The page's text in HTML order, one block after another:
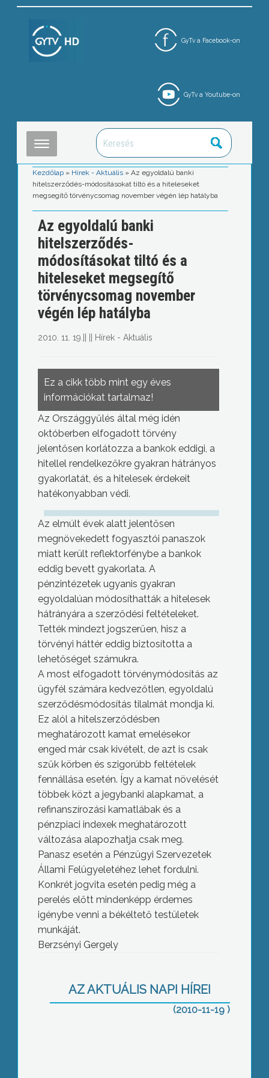
GyTv a Facebook-on
GyTv a Youtube-on
Kezdőlap » Hírek - Aktuális »Az egyoldalú banki
hitelszerződés-módosításokat tiltó és a hiteleseket
megsegítő törvénycsomag november végén lép hatályba
Az egyoldalú banki
hitelszerződés-
módosításokat tiltó és a
hiteleseket megsegítő
törvénycsomag november
végén lép hatályba
2010. 11. 19. Hírek - Aktuális
Ez a cikk több mint egy éves
információkat tartalmaz!
Az Országgyűlés által még idén
októberben elfogadott törvény
jelentősen korlátozza a bankok eddigi, a
hitellel rendelkezőkre gyakran hátrányos
gyakorlatát, és a hitelesek érdekeit
hatékonyabban védi.
Az elmúlt évek alatt jelentősen
megnövekedett fogyasztói panaszok
miatt került reflektorfénybe a bankok
eddig bevett gyakorlata. A
pénzintézetek ugyanis gyakran
egyoldalúan módosíthatták a hitelesek
hátrányára a szerződési feltételeket.
Tették mindezt jogszerűen, hisz a
törvényi háttér eddig biztosította a
lehetőséget számukra.
A most elfogadott törvénymódosítás az
ügyfél számára kedvezőtlen, egyoldalú
szerződésmódosítás tilalmát mondja ki.
Ez alól a hitelszerződésben
meghatározott kamat emelésekor
enged már csak kivételt, de azt is csak
szűk körben és szigorúbb feltételek
fennállása esetén. Így a kamat növelését
többek közt a jegybanki alapkamat, a
refinanszírozási kamatlábak és a
pénzpiaci indexek meghatározott
változása alapozhatja csak meg.
Panasz esetén a Pénzügyi Szervezetek
Állami Felügyeletéhez lehet fordulni.
Konkrét jogvita esetén pedig még a
perelés előtt mindenképp érdemes
igénybe venni a békéltető testületek
munkáját.
Berzsényi Gergely
AZ AKTUÁLIS NAPI HÍREI
(2010-11-19 )
2012 nyarára látványosan megszépül,